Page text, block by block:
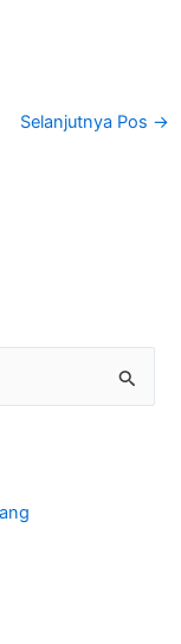
Selanjutnya Pos →